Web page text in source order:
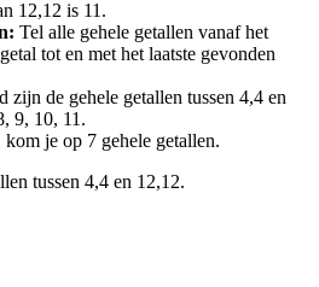
12,12 is 11.
Tel alle gehele getallen vanaf het
tot en met het laatste gevonden
zijn de gehele getallen tussen 4,4 en
9, 10, 11.
je op 7 gehele getallen.
tussen 4,4 en 12,12.